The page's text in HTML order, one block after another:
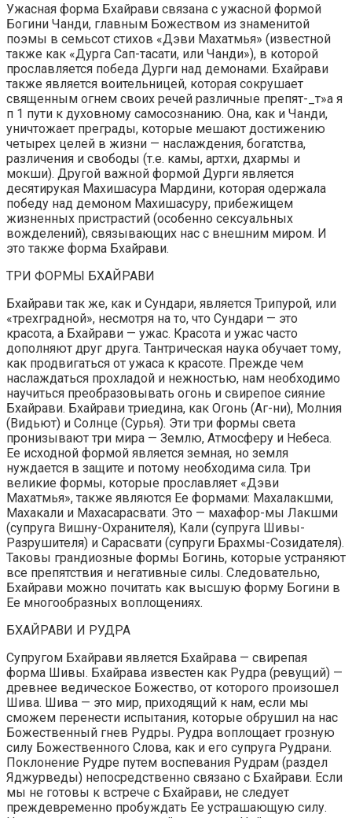
Ужасная форма Бхайрави связана с ужасной формой
Богини Чанди, главным Божеством из знаменитой
поэмы в семьсот стихов «Дэви Махатмья» (известной
также как «Дурга Сап-тасати, или Чанди»), в которой
прославляется победа Дурги над демонами. Бхайрави
также является воительницей, которая сокрушает
священным огнем своих речей различные препят-_т»а я
п 1 пути к духовному самосознанию. Она, как и Чанди,
уничтожает преграды, которые мешают достижению
четырех целей в жизни — наслаждения, богатства,
различения и свободы (т.е. камы, артхи, дхармы и
мокши). Другой важной формой Дурги является
десятирукая Махишасура Мардини, которая одержала
победу над демоном Махишасуру, прибежищем
жизненных пристрастий (особенно сексуальных
вожделений), связывающих нас с внешним миром. И
это также форма Бхайрави.
ТРИ ФОРМЫ БХАЙРАВИ
Бхайрави так же, как и Сундари, является Трипурой, или
«трехградной», несмотря на то, что Сундари — это
красота, а Бхайрави — ужас. Красота и ужас часто
дополняют друг друга. Тантрическая наука обучает тому,
как продвигаться от ужаса к красоте. Прежде чем
наслаждаться прохладой и нежностью, нам необходимо
научиться преобразовывать огонь и свирепое сияние
Бхайрави. Бхайрави триедина, как Огонь (Аг-ни), Молния
(Видьют) и Солнце (Сурья). Эти три формы света
пронизывают три мира — Землю, Атмосферу и Небеса.
Ее исходной формой является земная, но земля
нуждается в защите и потому необходима сила. Три
великие формы, которые прославляет «Дэви
Махатмья», также являются Ее формами: Махалакшми,
Махакали и Махасарасвати. Это — махафор-мы Лакшми
(супруга Вишну-Охранителя), Кали (супруга Шивы-
Разрушителя) и Сарасвати (супруги Брахмы-Созидателя).
Таковы грандиозные формы Богинь, которые устраняют
все препятствия и негативные силы. Следовательно,
Бхайрави можно почитать как высшую форму Богини в
Ее многообразных воплощениях.
БХАЙРАВИ И РУДРА
Супругом Бхайрави является Бхайрава — свирепая
форма Шивы. Бхайрава известен как Рудра (ревущий) —
древнее ведическое Божество, от которого произошел
Шива. Шива — это мир, приходящий к нам, если мы
сможем перенести испытания, которые обрушил на нас
Божественный гнев Рудры. Рудра воплощает грозную
силу Божественного Слова, как и его супруга Рудрани.
Поклонение Рудре путем воспевания Рудрам (раздел
Яджурведы) непосредственно связано с Бхайрави. Если
мы не готовы к встрече с Бхайрави, не следует
преждевременно пробуждать Ее устрашающую силу.